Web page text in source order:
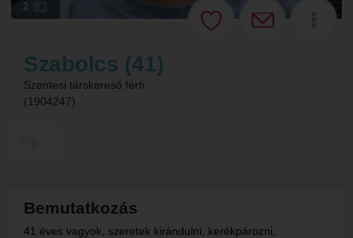
2
Szabolcs (41)
Szentesi társkereső férfi
(1904247)
Bemutatkozás
41 éves vagyok, szeretek kirándulni, kerékpározni,